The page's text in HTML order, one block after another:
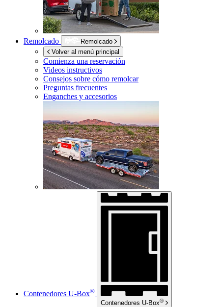
Remolcado
Remolcado
Volver al menú principal
Comienza una reservación
Videos instructivos
Consejos sobre cómo remolcar
Preguntas frecuentes
Enganches y accesorios
Contenedores U-Box®
Contenedores U-Box®